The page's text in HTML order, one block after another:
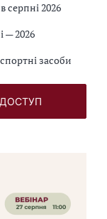
серпні 2026
— 2026
засоби